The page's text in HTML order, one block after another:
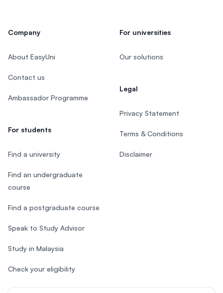
Company
About EasyUni
Contact us
Ambassador Programme
For students
Find a university
Find an undergraduate
course
Find a postgraduate course
Speak to Study Advisor
Study in Malaysia
Check your eligibility
For universities
Our solutions
Legal
Privacy Statement
Terms & Conditions
Disclaimer